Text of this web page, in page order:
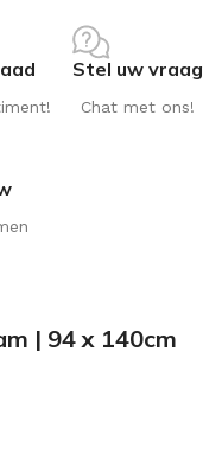
Stel uw vraag
Chat met ons!
| 94 x 140cm